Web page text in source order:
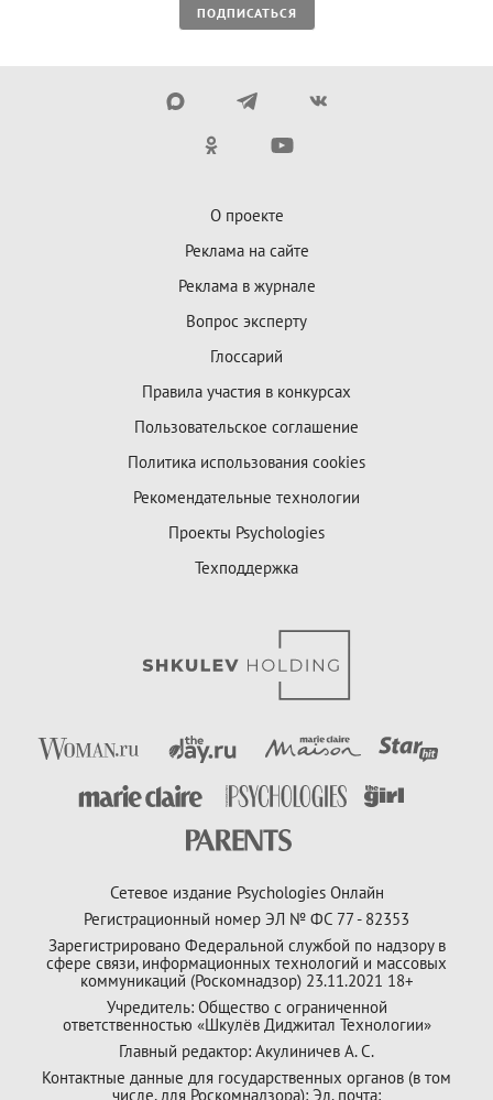
ПОДПИСАТЬСЯ
О проекте
Реклама на сайте
Реклама в журнале
Вопрос эксперту
Глоссарий
Правила участия в конкурсах
Пользовательское соглашение
Политика использования cookies
Рекомендательные технологии
Проекты Psychologies
Техподдержка
Сетевое издание Psychologies Онлайн
Регистрационный номер ЭЛ № ФС 77 - 82353
Зарегистрировано Федеральной службой по надзору в
сфере связи, информационных технологий и массовых
коммуникаций (Роскомнадзор) 23.11.2021 18+
Учредитель: Общество с ограниченной
ответственностью «Шкулёв Диджитал Технологии»
Главный редактор: Акулиничев А. С.
Контактные данные для государственных органов (в том
числе, для Роскомнадзора): Эл. почта: